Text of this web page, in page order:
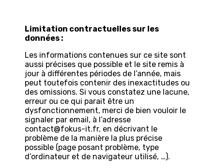
Limitation contractuelles sur les
données :
Les informations contenues sur ce site sont
aussi précises que possible et le site remis à
jour à différentes périodes de l’année, mais
peut toutefois contenir des inexactitudes ou
des omissions. Si vous constatez une lacune,
erreur ou ce qui parait être un
dysfonctionnement, merci de bien vouloir le
signaler par email, à l’adresse
contact@fokus-it.fr, en décrivant le
problème de la manière la plus précise
possible (page posant problème, type
d’ordinateur et de navigateur utilisé, …).